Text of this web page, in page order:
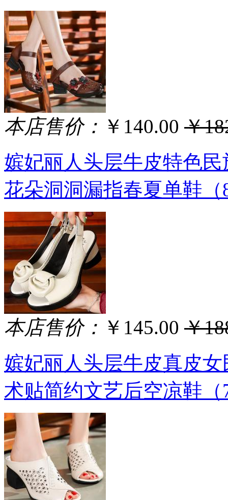
本店售价： ￥140.00 ￥
嫔妃丽人头层牛皮特色
花朵洞洞漏指春夏单鞋（
本店售价： ￥145.00 ￥
嫔妃丽人头层牛皮真皮
术贴简约文艺后空凉鞋（